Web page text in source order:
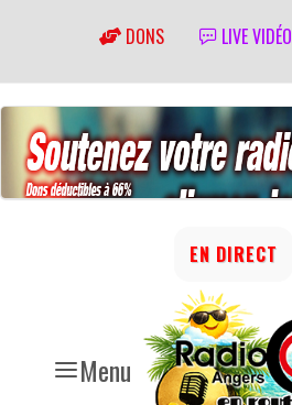
DONS LIVE VIDÉO
Menu
EN DIRECT